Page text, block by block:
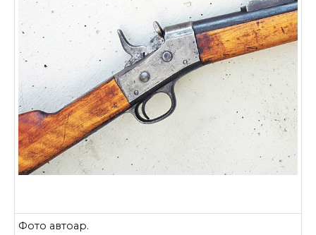
Фото автоар.